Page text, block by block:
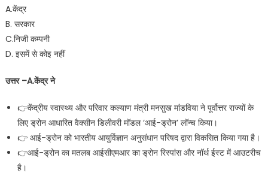
A.केंद्र
B. सरकार
C.निजी कम्पनी
D. इसमें से कोइ नहीं
उत्तर –A.केंद्र ने
👉केंद्रीय स्वास्थ्य और परिवार कल्याण मंत्री मनसुख मांडविया ने पूर्वोत्तर राज्यों के
लिए ड्रोन आधारित वैक्सीन डिलीवरी मॉडल ‘आई-ड्रोन’ लॉन्च किया।
👉 आई-ड्रोन को भारतीय आयुर्विज्ञान अनुसंधान परिषद द्वारा विकसित किया गया है।
👉आई-ड्रोन का मतलब आईसीएमआर का ड्रोन रिस्पांस और नॉर्थ ईस्ट में आउटरीच
है।